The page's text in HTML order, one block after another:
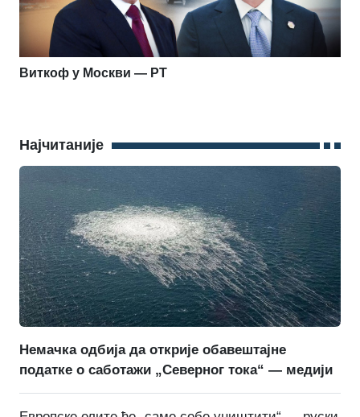
Виткоф у Москви — РТ
Најчитаније
Немачка одбија да открије обавештајне
податке о саботажи „Северног тока“ — медији